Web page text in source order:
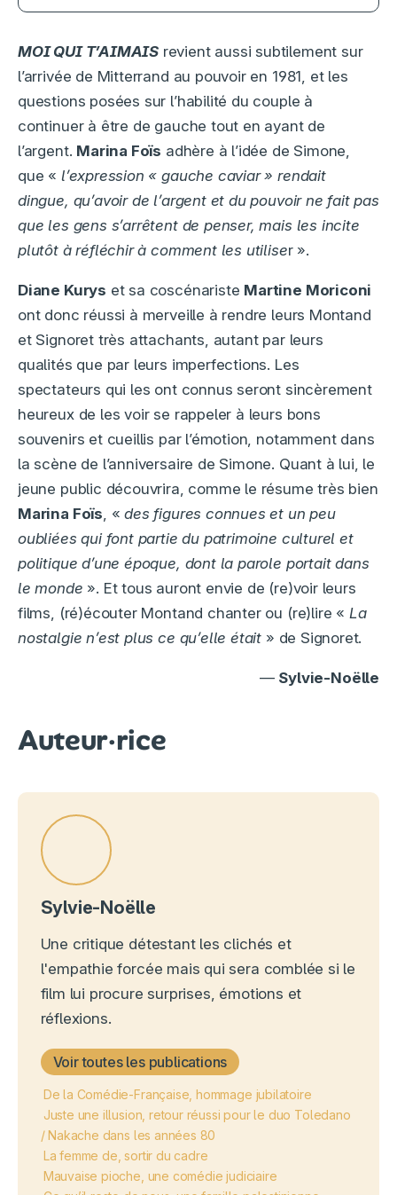
MOI QUI T’AIMAIS revient aussi subtilement sur
l’arrivée de Mitterrand au pouvoir en 1981, et les
questions posées sur l’habilité du couple à
continuer à être de gauche tout en ayant de
l’argent. Marina Foïs adhère à l’idée de Simone,
que « l’expression « gauche caviar » rendait
dingue, qu’avoir de l’argent et du pouvoir ne fait pas
que les gens s’arrêtent de penser, mais les incite
plutôt à réfléchir à comment les utiliser ».
Diane Kurys et sa coscénariste Martine Moriconi
ont donc réussi à merveille à rendre leurs Montand
et Signoret très attachants, autant par leurs
qualités que par leurs imperfections. Les
spectateurs qui les ont connus seront sincèrement
heureux de les voir se rappeler à leurs bons
souvenirs et cueillis par l’émotion, notamment dans
la scène de l’anniversaire de Simone. Quant à lui, le
jeune public découvrira, comme le résume très bien
Marina Foïs , «des figures connues et un peu
oubliées qui font partie du patrimoine culturel et
politique d’une époque, dont la parole portait dans
le monde ». Et tous auront envie de (re)voir leurs
films, (ré)écouter Montand chanter ou (re)lire « La
nostalgie n’est plus ce qu’elle était » de Signoret.
— Sylvie-Noëlle
Auteur·rice
Sylvie-Noëlle
Une critique détestant les clichés et
l'empathie forcée mais qui sera comblée si le
film lui procure surprises, émotions et
réflexions.
Voir toutes les publications
De la Comédie-Française, hommage jubilatoire
Juste une illusion, retour réussi pour le duo Toledano
/ Nakache dans les années 80
La femme de, sortir du cadre
Mauvaise pioche, une comédie judiciaire